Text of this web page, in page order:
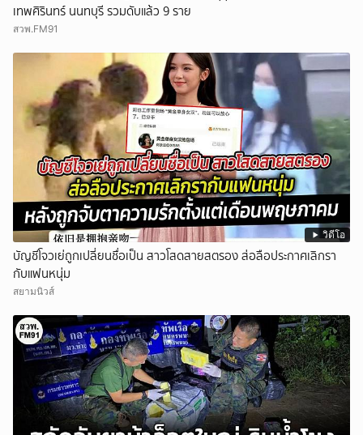
เทพศิรินทร์ นนทบุรี รวมดับแล้ว 9 ราย
สวพ.FM91
วิดีโอ
บัญชีโจวเย่ถูกเปลี่ยนชื่อเป็น สาวโสดสายสตรอง ส่อลือประกาศเลิกรา
กับแฟนหนุ่ม
สยามนิวส์